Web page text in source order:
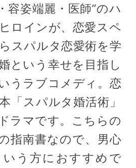
容姿端麗・医師”のハ
ロインが、恋愛スペ
スパルタ恋愛術を学
という幸せを目指し
うラブコメディ。恋
「スパルタ婚活術」
ラマです。こちらの
指南書なので、男心
う方におすすめで